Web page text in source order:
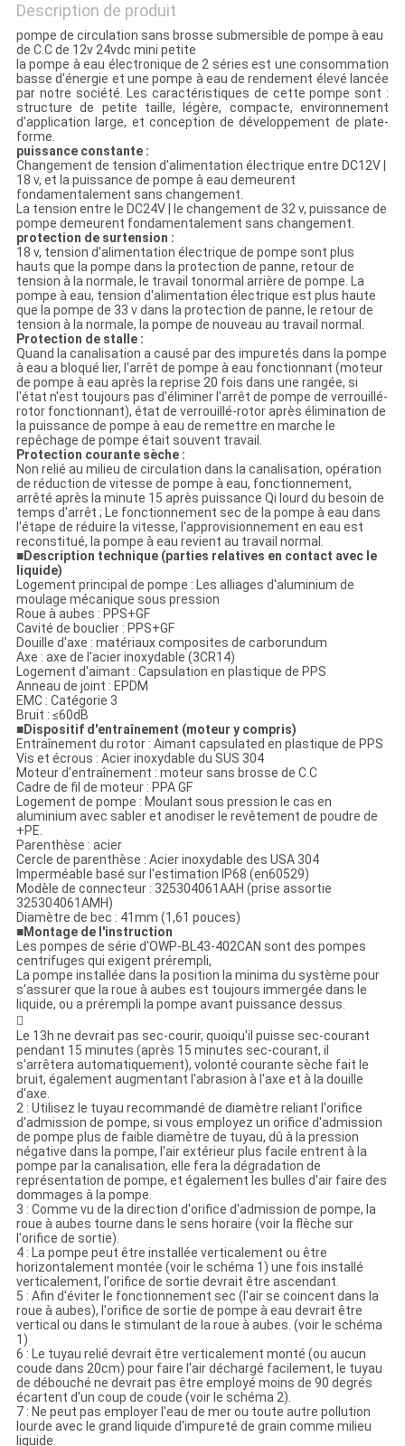
PLAN
DU
SITE
POLITIQUE
DE
CONFIDENTIALITÉ
Description de produit
pompe de circulation sans brosse submersible de pompe à eau
de C.C de 12v 24vdc mini petite
la pompe à eau électronique de 2 séries est une consommation
basse d'énergie et une pompe à eau de rendement élevé lancée
par notre société. Les caractéristiques de cette pompe sont :
structure de petite taille, légère, compacte, environnement
d'application large, et conception de développement de plate-
forme.
puissance constante :
Changement de tension d'alimentation électrique entre DC12V |
18 v, et la puissance de pompe à eau demeurent
fondamentalement sans changement.
La tension entre le DC24V | le changement de 32 v, puissance de
pompe demeurent fondamentalement sans changement.
protection de surtension :
18 v, tension d'alimentation électrique de pompe sont plus
hauts que la pompe dans la protection de panne, retour de
tension à la normale, le travail tonormal arrière de pompe. La
pompe à eau, tension d'alimentation électrique est plus haute
que la pompe de 33 v dans la protection de panne, le retour de
tension à la normale, la pompe de nouveau au travail normal.
Protection de stalle :
Quand la canalisation a causé par des impuretés dans la pompe
à eau a bloqué lier, l'arrêt de pompe à eau fonctionnant (moteur
de pompe à eau après la reprise 20 fois dans une rangée, si
l'état n'est toujours pas d'éliminer l'arrêt de pompe de verrouillé-
rotor fonctionnant), état de verrouillé-rotor après élimination de
la puissance de pompe à eau de remettre en marche le
repêchage de pompe était souvent travail.
Protection courante sèche :
Non relié au milieu de circulation dans la canalisation, opération
de réduction de vitesse de pompe à eau, fonctionnement,
arrêté après la minute 15 après puissance Qi lourd du besoin de
temps d'arrêt ; Le fonctionnement sec de la pompe à eau dans
l'étape de réduire la vitesse, l'approvisionnement en eau est
reconstitué, la pompe à eau revient au travail normal.
■Description technique (parties relatives en contact avec le
liquide)
Logement principal de pompe : Les alliages d'aluminium de
moulage mécanique sous pression
Roue à aubes : PPS+GF
Cavité de bouclier : PPS+GF
Douille d'axe : matériaux composites de carborundum
Axe : axe de l'acier inoxydable (3CR14)
Logement d'aimant : Capsulation en plastique de PPS
Anneau de joint : EPDM
EMC : Catégorie 3
Bruit : ≤60dB
■Dispositif d'entraînement (moteur y compris)
Entraînement du rotor : Aimant capsulated en plastique de PPS
Vis et écrous : Acier inoxydable du SUS 304
Moteur d'entraînement : moteur sans brosse de C.C
Cadre de fil de moteur : PPA GF
Logement de pompe : Moulant sous pression le cas en
aluminium avec sabler et anodiser le revêtement de poudre de
+PE.
Parenthèse : acier
Cercle de parenthèse : Acier inoxydable des USA 304
Imperméable basé sur l'estimation IP68 (en60529)
Modèle de connecteur : 325304061AAH (prise assortie
325304061AMH)
Diamètre de bec : 41mm (1,61 pouces)
■Montage de l'instruction
Les pompes de série d'OWP-BL43-402CAN sont des pompes
centrifuges qui exigent prérempli,
La pompe installée dans la position la minima du système pour
s'assurer que la roue à aubes est toujours immergée dans le
liquide, ou a prérempli la pompe avant puissance dessus.

Le 13h ne devrait pas sec-courir, quoiqu'il puisse sec-courant
pendant 15 minutes (après 15 minutes sec-courant, il
s'arrêtera automatiquement), volonté courante sèche fait le
bruit, également augmentant l'abrasion à l'axe et à la douille
d'axe.
2 : Utilisez le tuyau recommandé de diamètre reliant l'orifice
d'admission de pompe, si vous employez un orifice d'admission
de pompe plus de faible diamètre de tuyau, dû à la pression
négative dans la pompe, l'air extérieur plus facile entrent à la
pompe par la canalisation, elle fera la dégradation de
représentation de pompe, et également les bulles d'air faire des
dommages à la pompe.
3 : Comme vu de la direction d'orifice d'admission de pompe, la
roue à aubes tourne dans le sens horaire (voir la flèche sur
l'orifice de sortie).
4 : La pompe peut être installée verticalement ou être
horizontalement montée (voir le schéma 1) une fois installé
verticalement, l'orifice de sortie devrait être ascendant.
5 : Afin d'éviter le fonctionnement sec (l'air se coincent dans la
roue à aubes), l'orifice de sortie de pompe à eau devrait être
vertical ou dans le stimulant de la roue à aubes. (voir le schéma
1)
6 : Le tuyau relié devrait être verticalement monté (ou aucun
coude dans 20cm) pour faire l'air déchargé facilement, le tuyau
de débouché ne devrait pas être employé moins de 90 degrés
écartent d'un coup de coude (voir le schéma 2).
7 : Ne peut pas employer l'eau de mer ou toute autre pollution
lourde avec le grand liquide d'impureté de grain comme milieu
liquide.